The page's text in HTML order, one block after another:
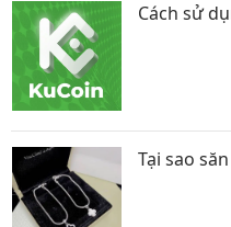
Cách sử
Tại sao